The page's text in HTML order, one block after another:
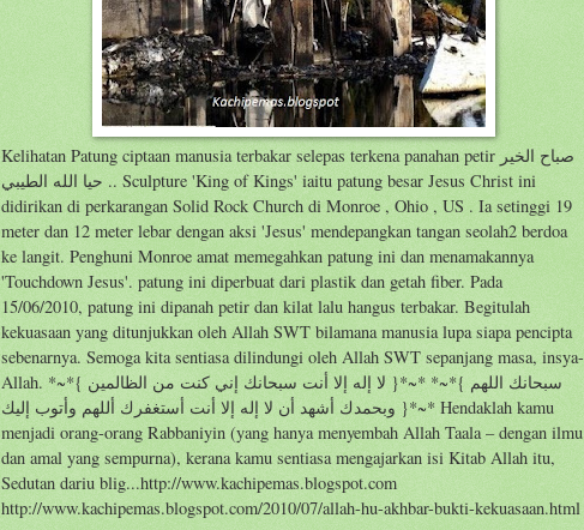
Kelihatan Patung ciptaan manusia terbakar selepas terkena panahan petir صباح الخير
.. حيا الله الطيبي Sculpture 'King of Kings' iaitu patung besar Jesus Christ ini
didirikan di perkarangan Solid Rock Church di Monroe , Ohio , US . Ia setinggi 19
meter dan 12 meter lebar dengan aksi 'Jesus' mendepangkan tangan seolah2 berdoa
ke langit. Penghuni Monroe amat memegahkan patung ini dan menamakannya
'Touchdown Jesus'. patung ini diperbuat dari plastik dan getah fiber. Pada
15/06/2010, patung ini dipanah petir dan kilat lalu hangus terbakar. Begitulah
kekuasaan yang ditunjukkan oleh Allah SWT bilamana manusia lupa siapa pencipta
sebenarnya. Semoga kita sentiasa dilindungi oleh Allah SWT sepanjang masa, insya-
Allah. *~*{ لا إله إلا أنت سبحانك إني كنت من الظالمين }*~* *~*{ سبحانك اللهم
وبحمدك أشهد أن لا إله إلا أنت أستغفرك أللهم وأتوب إليك }*~* Hendaklah kamu
menjadi orang-orang Rabbaniyin (yang hanya menyembah Allah Taala – dengan ilmu
dan amal yang sempurna), kerana kamu sentiasa mengajarkan isi Kitab Allah itu,
Sedutan dariu blig...http://www.kachipemas.blogspot.com
http://www.kachipemas.blogspot.com/2010/07/allah-hu-akhbar-bukti-kekuasaan.html